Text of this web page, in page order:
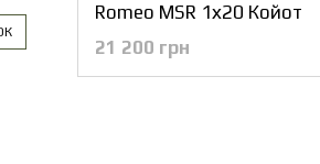
Romeo MSR 1х20 Койот
21 200 грн